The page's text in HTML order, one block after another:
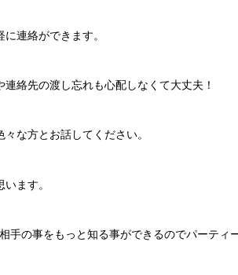
連絡ができます。
絡先の渡し忘れも心配しなくて大丈夫！
な方とお話してください。
ます。
手の事をもっと知る事ができるのでパーティ